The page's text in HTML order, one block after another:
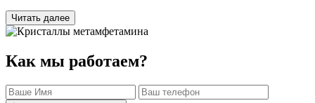
Читать далее
Как мы работаем?